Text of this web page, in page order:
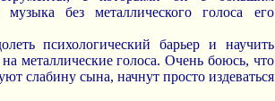
без металлического голоса его
психологический барьер и научить
металлические голоса. Очень боюсь, что
слабину сына, начнут просто издеваться